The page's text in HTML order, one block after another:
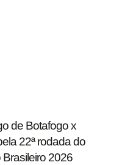
de Botafogo x
22ª rodada do
2026